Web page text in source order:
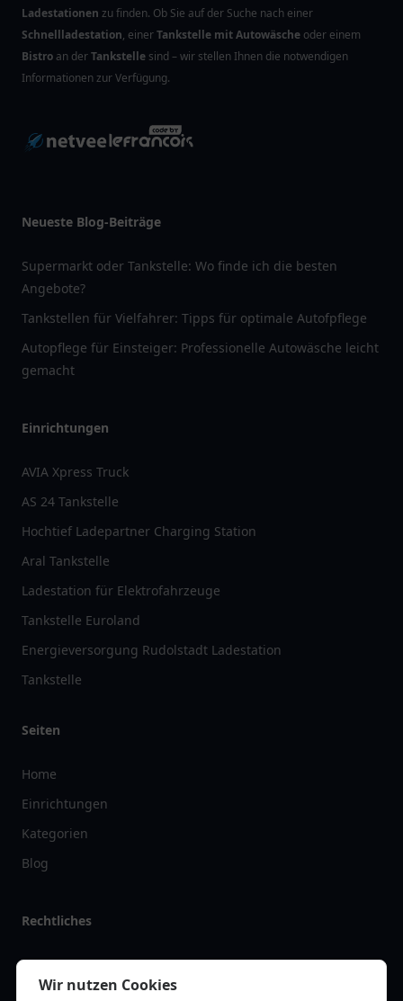
Ladestationen zu finden. Ob Sie auf der Suche nach einer
Schnellladestation, einerTankstelle mit Autowäsche oder einem
Bistro an derTankstelle sind – wir stellen Ihnen die notwendigen
Informationen zur Verfügung.
Neueste Blog-Beiträge
Supermarkt oder Tankstelle: Wo finde ich die besten
Angebote?
Tankstellen für Vielfahrer: Tipps für optimale Autofpflege
Autopflege für Einsteiger: Professionelle Autowäsche leicht
gemacht
Einrichtungen
AVIA Xpress Truck
AS 24 Tankstelle
Hochtief Ladepartner Charging Station
Aral Tankstelle
Ladestation für Elektrofahrzeuge
Tankstelle Euroland
Energieversorgung Rudolstadt Ladestation
Tankstelle
Seiten
Home
Einrichtungen
Kategorien
Blog
Rechtliches
Impressum
Datenschutz
Wir nutzen Cookies